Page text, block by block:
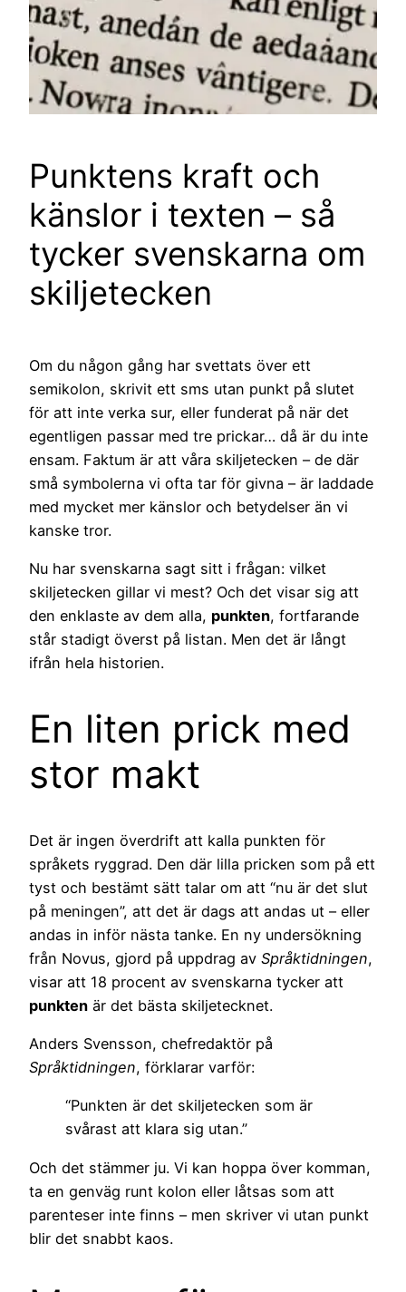
Punktens kraft och
känslor i texten – så
tycker svenskarna om
skiljetecken
Om du någon gång har svettats över ett
semikolon, skrivit ett sms utan punkt på slutet
för att inte verka sur, eller funderat på när det
egentligen passar med tre prickar… då är du inte
ensam. Faktum är att våra skiljetecken – de där
små symbolerna vi ofta tar för givna – är laddade
med mycket mer känslor och betydelser än vi
kanske tror.
Nu har svenskarna sagt sitt i frågan: vilket
skiljetecken gillar vi mest? Och det visar sig att
den enklaste av dem alla, punkten, fortfarande
står stadigt överst på listan. Men det är långt
ifrån hela historien.
En liten prick med
stor makt
Det är ingen överdrift att kalla punkten för
språkets ryggrad. Den där lilla pricken som på ett
tyst och bestämt sätt talar om att “nu är det slut
på meningen”, att det är dags att andas ut – eller
andas in inför nästa tanke. En ny undersökning
från Novus, gjord på uppdrag av Språktidningen,
visar att 18 procent av svenskarna tycker att
punkten är det bästa skiljetecknet.
Anders Svensson, chefredaktör på
Språktidningen, förklarar varför:
“Punkten är det skiljetecken som är
svårast att klara sig utan.”
Och det stämmer ju. Vi kan hoppa över komman,
ta en genväg runt kolon eller låtsas som att
parenteser inte finns – men skriver vi utan punkt
blir det snabbt kaos.